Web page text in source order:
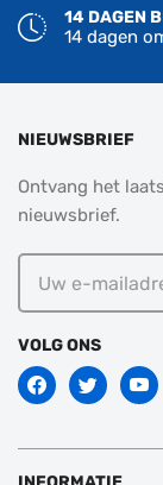
14 DAGEN
14 dagen
NIEUWSBRIEF
Ontvang het
nieuwsbrief.
VOLG ONS